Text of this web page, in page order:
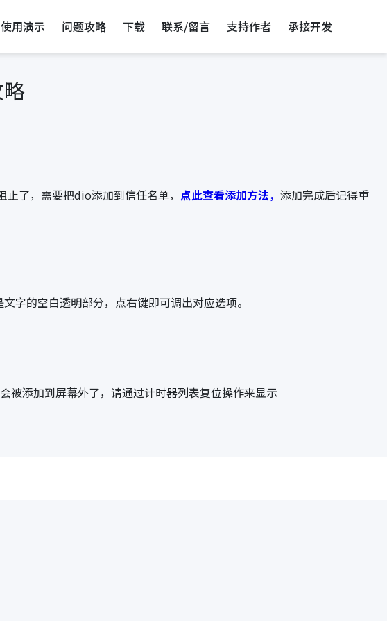
使用演示 问题攻略 下载 联系/留言 支持作者 承接开发
了，需要把dio添加到信任名单， 点此查看添加方法， 添加完成后记得重
的空白透明部分，点右键即可调出对应选项。
被添加到屏幕外了，请通过计时器列表复位操作来显示